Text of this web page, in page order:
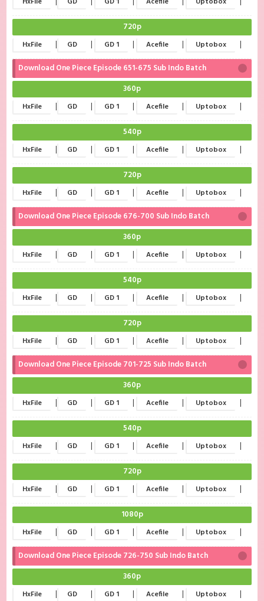
720p
HxFile | GD | GD 1 | Acefile | Uptobox
|
Download One Piece Episode 651-675 Sub Indo Batch
360p
HxFile | GD | GD 1 | Acefile | Uptobox |
540p
HxFile | GD | GD 1 | Acefile | Uptobox |
720p
HxFile | GD | GD 1 | Acefile | Uptobox
|
Download One Piece Episode 676-700 Sub Indo Batch
360p
HxFile | GD | GD 1 | Acefile | Uptobox |
540p
HxFile | GD | GD 1 | Acefile | Uptobox |
720p
HxFile | GD | GD 1 | Acefile | Uptobox
|
Download One Piece Episode 701-725 Sub Indo Batch
360p
HxFile | GD | GD 1 | Acefile | Uptobox |
540p
HxFile | GD | GD 1 | Acefile | Uptobox |
720p
HxFile | GD | GD 1 | Acefile | Uptobox |
1080p
HxFile | GD | GD 1 | Acefile | Uptobox
|
Download One Piece Episode 726-750 Sub Indo Batch
360p
HxFile | GD | GD 1 | Acefile | Uptobox |